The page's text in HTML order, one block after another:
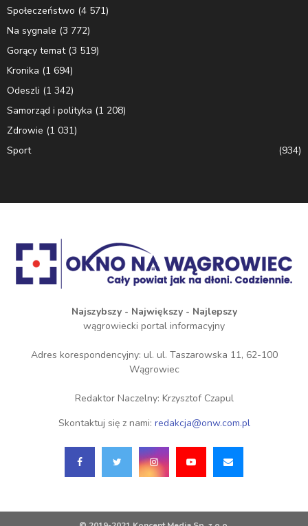
Społeczeństwo (4 571)
Na sygnale (3 772)
Gorący temat(3 519)
Kronika (1 694)
Odeszli (1 342)
Samorząd i polityka (1 208)
Zdrowie (1 031)
Sport
(934)
Najszybszy - Największy - Najlepszy
wągrowiecki portal informacyjny
Adres korespondencyjny: ul. ul. Taszarowska 11, 62-100
Wągrowiec
Redaktor Naczelny: Krzysztof Czapul
Skontaktuj się z nami: redakcja@onw.com.pl